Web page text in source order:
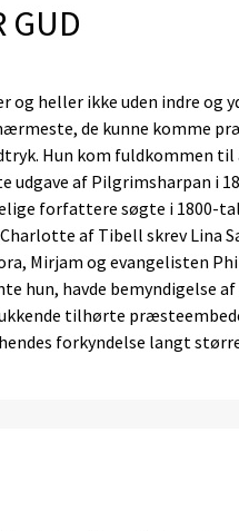
GUD
og heller ikke uden indre og
de kunne komme
Hun kom fuldkommen
af Pilgrimsharpan i
forfattere søgte i 1800-
af Tibell skrev Lina
Mirjam og evangelisten
hun, havde bemyndigelse
tilhørte
forkyndelse langt